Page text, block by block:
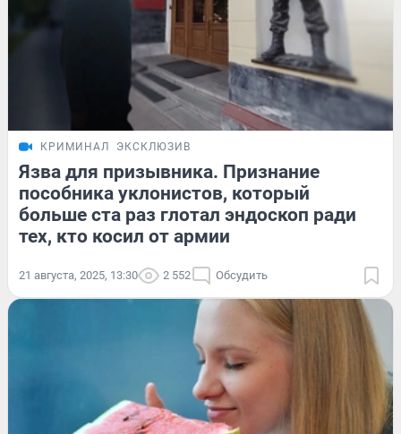
КРИМИНАЛ ЭКСКЛЮЗИВ
Язва для призывника. Признание
пособника уклонистов, который
больше ста раз глотал эндоскоп ради
тех, кто косил от армии
21 августа, 2025, 13:30 2 552 Обсудить